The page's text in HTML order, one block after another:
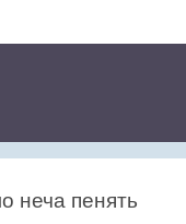
неча пенять